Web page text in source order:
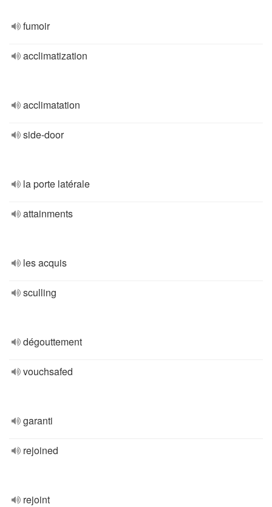
fumoir
acclimatization
acclimatation
side-door
la porte latérale
attainments
les acquis
sculling
dégouttement
vouchsafed
garanti
rejoined
rejoint